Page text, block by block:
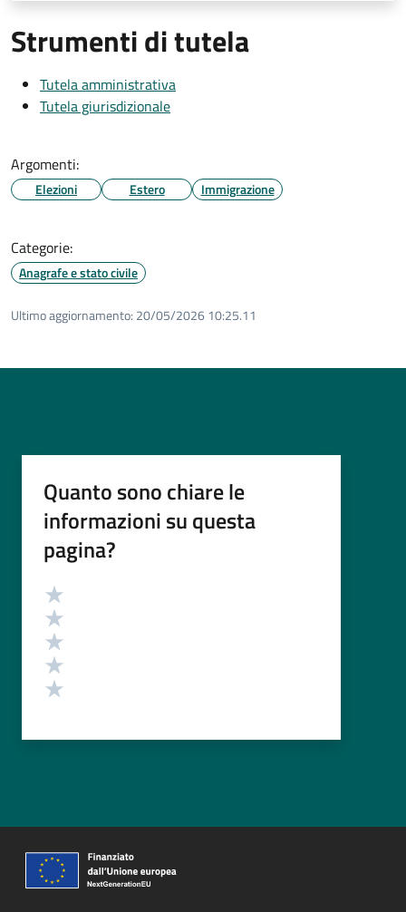
Strumenti di tutela
Tutela amministrativa
Tutela giurisdizionale
Argomenti:
Elezioni Estero Immigrazione
Categorie:
Anagrafe e stato civile
Ultimo aggiornamento: 20/05/2026 10:25.11
Quanto sono chiare le
informazioni su questa
pagina?
Valutazione